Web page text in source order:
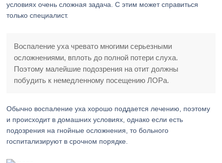
условиях очень сложная задача. С этим может справиться
только специалист.
Воспаление уха чревато многими серьезными
осложнениями, вплоть до полной потери слуха.
Поэтому малейшие подозрения на отит должны
побудить к немедленному посещению ЛОРа.
Обычно воспаление уха хорошо поддается лечению, поэтому
и происходит в домашних условиях, однако если есть
подозрения на гнойные осложнения, то больного
госпитализируют в срочном порядке.